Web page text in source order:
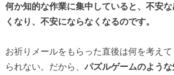
何か知的な作業に集中していると、不安
くなり、不安にならなくなるのです。
お祈りメールをもらった直後は何を考えて
られない。だから、 パズルゲームのような